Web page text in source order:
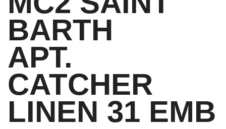
BARTH
АРТ.
CATCHER
LINEN 31 EMB